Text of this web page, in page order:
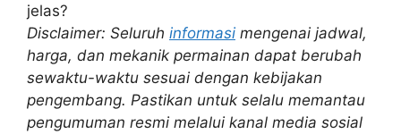
jelas?
Disclaimer: Seluruh informasi mengenai jadwal,
harga, dan mekanik permainan dapat berubah
sewaktu-waktu sesuai dengan kebijakan
pengembang. Pastikan untuk selalu memantau
pengumuman resmi melalui kanal media sosial